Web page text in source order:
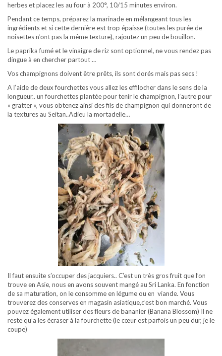
herbes et placez les au four à 200°, 10/15 minutes environ.
Pendant ce temps, préparez la marinade en mélangeant tous les
ingrédients et si cette dernière est trop épaisse (toutes les purée de
noisettes n’ont pas la même texture), rajoutez un peu de bouillon.
Le paprika fumé et le vinaigre de riz sont optionnel, ne vous rendez pas
dingue à en chercher partout …
Vos champignons doivent être prêts, ils sont dorés mais pas secs !
A l’aide de deux fourchettes vous allez les effilocher dans le sens de la
longueur.. un fourchettes plantée pour tenir le champignon, l’autre pour
« gratter », vous obtenez ainsi des fils de champignon qui donneront de
la textures au Seitan..Adieu la mortadelle…
Il faut ensuite s’occuper des jacquiers.. C’est un très gros fruit que l’on
trouve en Asie, nous en avons souvent mangé au Sri Lanka. En fonction
de sa maturation, on le consomme en légume ou en viande. Vous
trouverez des conserves en magasin asiatique,c’est bon marché. Vous
pouvez également utiliser des fleurs de bananier (Banana Blossom) Il ne
reste qu’a les écraser à la fourchette (le cœur est parfois un peu dur, je le
coupe)